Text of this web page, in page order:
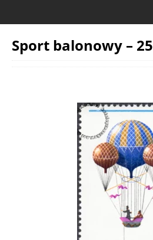
Sport balonowy –